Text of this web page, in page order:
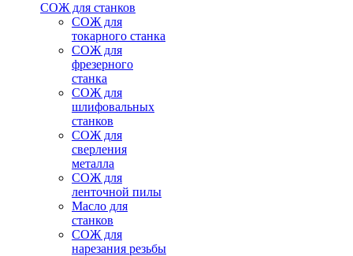
СОЖ для станков
СОЖ для
токарного станка
СОЖ для
фрезерного
станка
СОЖ для
шлифовальных
станков
СОЖ для
сверления
металла
СОЖ для
ленточной пилы
Масло для
станков
СОЖ для
нарезания резьбы